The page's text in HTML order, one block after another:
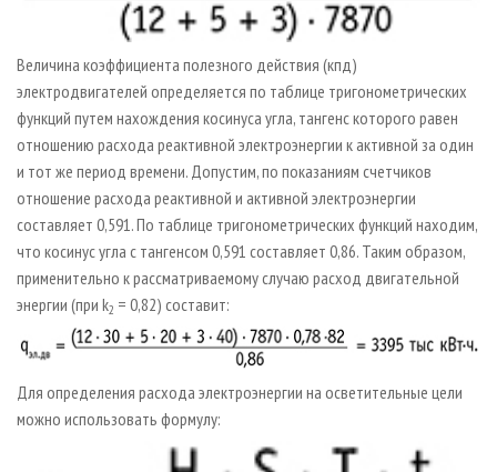
Величина коэффициента полезного действия (кпд)
электродвигателей определяется по таблице тригонометрических
функций путем нахождения косинуса угла, тангенс которого равен
отношению расхода реактивной электроэнергии к активной за один
и тот же период времени. Допустим, по показаниям счетчиков
отношение расхода реактивной и активной электроэнергии
составляет 0,591. По таблице тригонометрических функций находим,
что косинус угла с тангенсом 0,591 составляет 0,86. Таким образом,
применительно к рассматриваемому случаю расход двигательной
энергии (при k2 = 0,82) составит:
Для определения расхода электроэнергии на осветительные цели
можно использовать формулу: